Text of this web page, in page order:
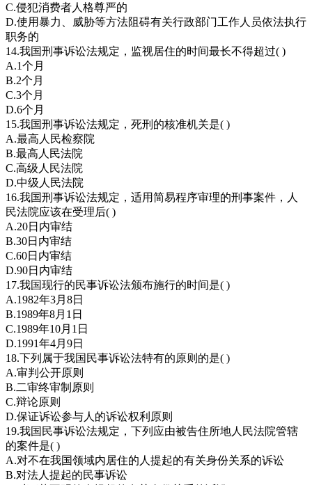
C.侵犯消费者人格尊严的
D.使用暴力、威胁等方法阻碍有关行政部门工作人员依法执行
职务的
14.我国刑事诉讼法规定，监视居住的时间最长不得超过( )
A.1个月
B.2个月
C.3个月
D.6个月
15.我国刑事诉讼法规定，死刑的核准机关是( )
A.最高人民检察院
B.最高人民法院
C.高级人民法院
D.中级人民法院
16.我国刑事诉讼法规定，适用简易程序审理的刑事案件，人
民法院应该在受理后( )
A.20日内审结
B.30日内审结
C.60日内审结
D.90日内审结
17.我国现行的民事诉讼法颁布施行的时间是( )
A.1982年3月8日
B.1989年8月1日
C.1989年10月1日
D.1991年4月9日
18.下列属于我国民事诉讼法特有的原则的是( )
A.审判公开原则
B.二审终审制原则
C.辩论原则
D.保证诉讼参与人的诉讼权利原则
19.我国民事诉讼法规定，下列应由被告住所地人民法院管辖
的案件是( )
A.对不在我国领域内居住的人提起的有关身份关系的诉讼
B.对法人提起的民事诉讼